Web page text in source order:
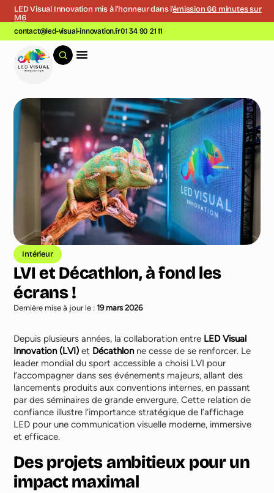
LED Visual Innovation mis à l’honneur dans l’émission 66 minutes sur
M6
contact@led-visual-innovation.fr01 34 90 21 11
Intérieur
LVI et Décathlon, à fond les
écrans !
Dernière mise à jour le :19 mars 2026
Depuis plusieurs années, la collaboration entre LED Visual
Innovation (LVI) et Décathlonne cesse de se renforcer. Le
leader mondial du sport accessible a choisi LVI pour
l’accompagner dans ses événements majeurs, allant des
lancements produits aux conventions internes, en passant
par des séminaires de grande envergure. Cette relation de
confiance illustre l’importance stratégique de l’affichage
LED pour une communication visuelle moderne, immersive
et efficace.
Des projets ambitieux pour un
impact maximal